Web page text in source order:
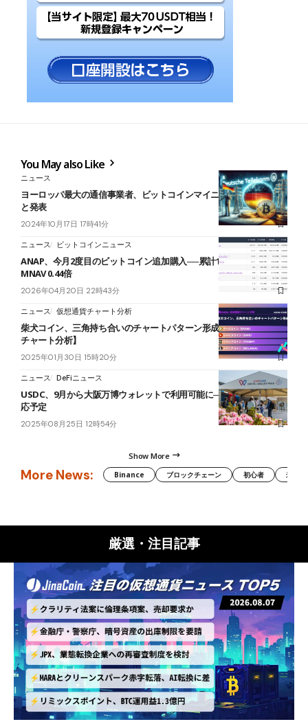
You May also Like
ニュース
ヨーロッパ最大の通信事業者、ビットコインマイニングを開始予定
と発表
2024年10月17日 17時41分
ニュース ビットコインニュース
ANAP、今月2度目のビットコイン追加購入──累計1,422 BTC、
MNAV 0.44倍
2026年04月20日 22時43分
ニュース 仮想通貨チャート分析
柴犬コイン、三角持ち合いのチャートパターン形成【ミームコイン
チャート分析】
2025年01月30日 15時20分
ニュース DeFiニュース
USDC、9月から大阪万博ウォレットで利用可能に──将来はJPYCも対
応予定
2025年08月25日 12時54分
Show More
More News: Binance ブロックチェーン 初心者 米国
厳選・注目記事